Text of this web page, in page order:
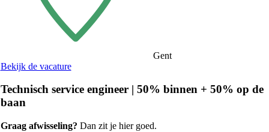
Gent
Bekijk de vacature
Technisch service engineer | 50% binnen + 50% op de
baan
Graag afwisseling? Dan zit je hier goed.